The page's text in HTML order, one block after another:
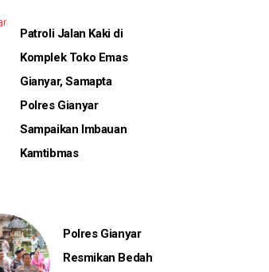
Patroli Jalan Kaki di
Komplek Toko Emas
Gianyar, Samapta
Polres Gianyar
Sampaikan Imbauan
Kamtibmas
Polres Gianyar
Resmikan Bedah